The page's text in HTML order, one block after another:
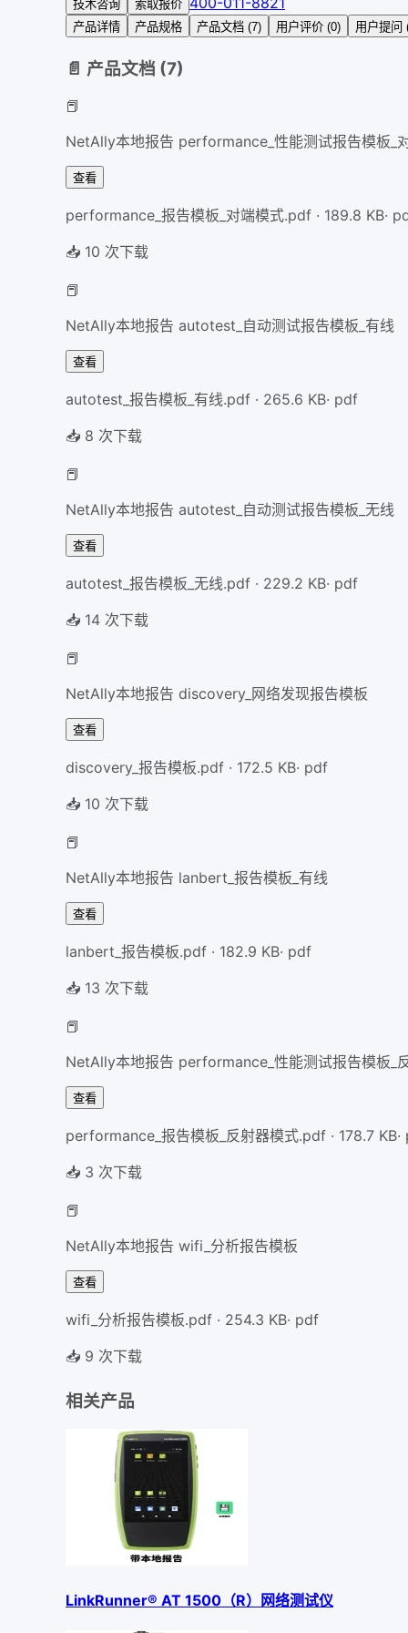
技术咨询 索取报价
产品详情 产品规格 产品文档 (7) 用户评价 (0) 用户提问
📄 产品文档 (7)
📕
NetAlly本地报告 performance_性能测试报告模板_
查看
performance_报告模板_对端模式.pdf · 189.8 KB·
📥 10 次下载
📕
NetAlly本地报告 autotest_自动测试报告模板_有线
查看
autotest_报告模板_有线.pdf · 265.6 KB· pdf
📥 8 次下载
📕
NetAlly本地报告 autotest_自动测试报告模板_无线
查看
autotest_报告模板_无线.pdf · 229.2 KB· pdf
📥 14 次下载
📕
NetAlly本地报告 discovery_网络发现报告模板
查看
discovery_报告模板.pdf · 172.5 KB· pdf
📥 10 次下载
📕
NetAlly本地报告 lanbert_报告模板_有线
查看
lanbert_报告模板.pdf · 182.9 KB· pdf
📥 13 次下载
📕
NetAlly本地报告 performance_性能测试报告模板_
查看
performance_报告模板_反射器模式.pdf · 178.7 KB·
📥 3 次下载
📕
NetAlly本地报告 wifi_分析报告模板
查看
wifi_分析报告模板.pdf · 254.3 KB· pdf
📥 9 次下载
相关产品
LinkRunner® AT 1500（R）网络测试仪